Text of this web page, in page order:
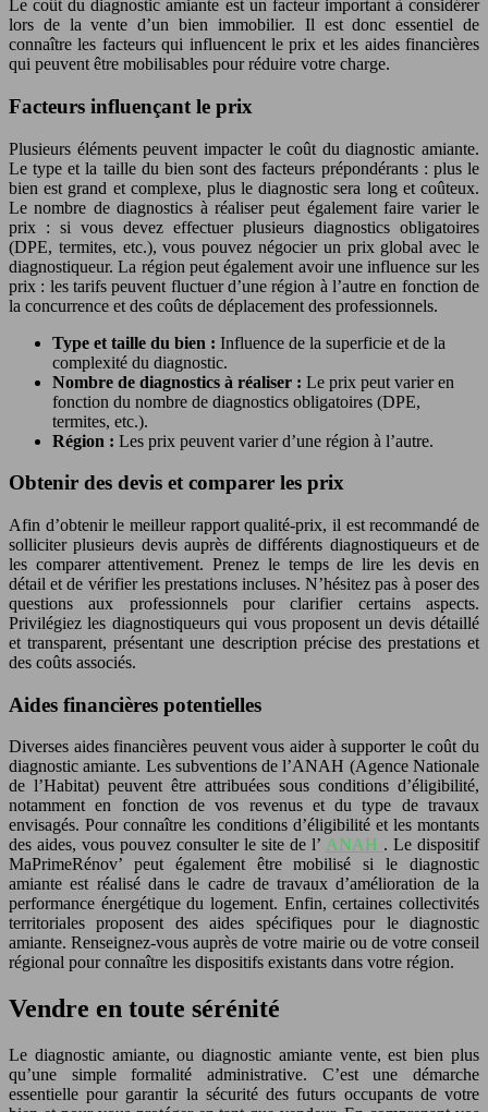
Le coût du diagnostic amiante est un facteur important à considérer
lors de la vente d’un bien immobilier. Il est donc essentiel de
connaître les facteurs qui influencent le prix et les aides financières
qui peuvent être mobilisables pour réduire votre charge.
Facteurs influençant le prix
Plusieurs éléments peuvent impacter le coût du diagnostic amiante.
Le type et la taille du bien sont des facteurs prépondérants : plus le
bien est grand et complexe, plus le diagnostic sera long et coûteux.
Le nombre de diagnostics à réaliser peut également faire varier le
prix : si vous devez effectuer plusieurs diagnostics obligatoires
(DPE, termites, etc.), vous pouvez négocier un prix global avec le
diagnostiqueur. La région peut également avoir une influence sur les
prix : les tarifs peuvent fluctuer d’une région à l’autre en fonction de
la concurrence et des coûts de déplacement des professionnels.
Type et taille du bien : Influence de la superficie et de la
complexité du diagnostic.
Nombre de diagnostics à réaliser : Le prix peut varier en
fonction du nombre de diagnostics obligatoires (DPE,
termites, etc.).
Région : Les prix peuvent varier d’une région à l’autre.
Obtenir des devis et comparer les prix
Afin d’obtenir le meilleur rapport qualité-prix, il est recommandé de
solliciter plusieurs devis auprès de différents diagnostiqueurs et de
les comparer attentivement. Prenez le temps de lire les devis en
détail et de vérifier les prestations incluses. N’hésitez pas à poser des
questions aux professionnels pour clarifier certains aspects.
Privilégiez les diagnostiqueurs qui vous proposent un devis détaillé
et transparent, présentant une description précise des prestations et
des coûts associés.
Aides financières potentielles
Diverses aides financières peuvent vous aider à supporter le coût du
diagnostic amiante. Les subventions de l’ANAH (Agence Nationale
de l’Habitat) peuvent être attribuées sous conditions d’éligibilité,
notamment en fonction de vos revenus et du type de travaux
envisagés. Pour connaître les conditions d’éligibilité et les montants
des aides, vous pouvez consulter le site de l’ ANAH . Le dispositif
MaPrimeRénov’ peut également être mobilisé si le diagnostic
amiante est réalisé dans le cadre de travaux d’amélioration de la
performance énergétique du logement. Enfin, certaines collectivités
territoriales proposent des aides spécifiques pour le diagnostic
amiante. Renseignez-vous auprès de votre mairie ou de votre conseil
régional pour connaître les dispositifs existants dans votre région.
Vendre en toute sérénité
Le diagnostic amiante, ou diagnostic amiante vente, est bien plus
qu’une simple formalité administrative. C’est une démarche
essentielle pour garantir la sécurité des futurs occupants de votre